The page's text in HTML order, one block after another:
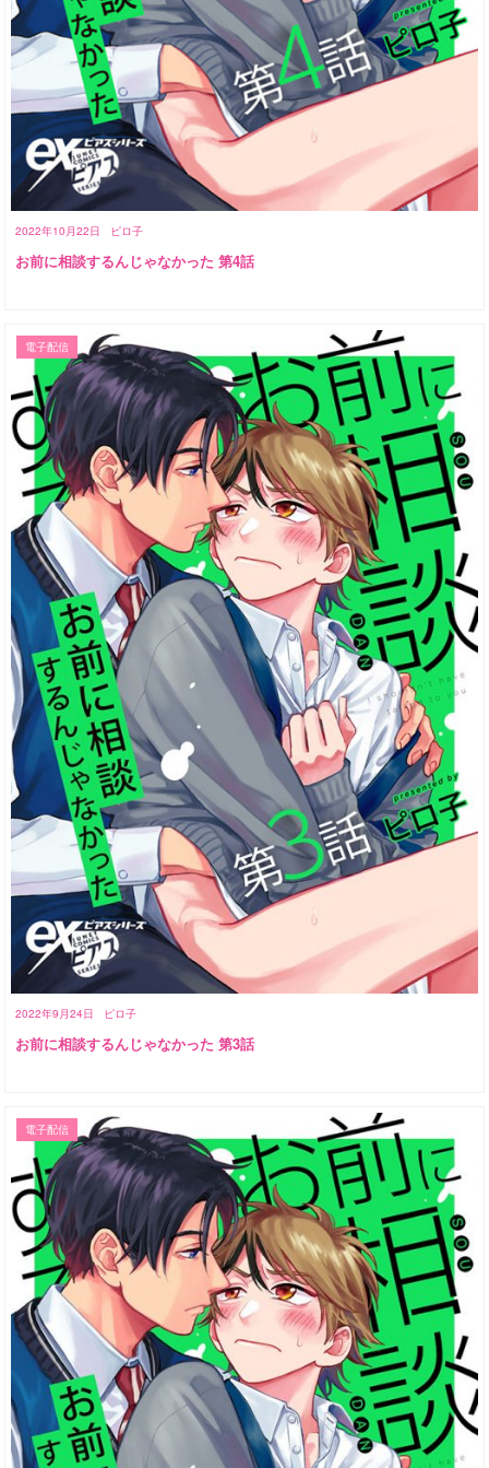
2022年10月22日 ピロ子
お前に相談するんじゃなかった 第4話
2022年9月24日 ピロ子
電子配信
お前に相談するんじゃなかった 第3話
電子配信